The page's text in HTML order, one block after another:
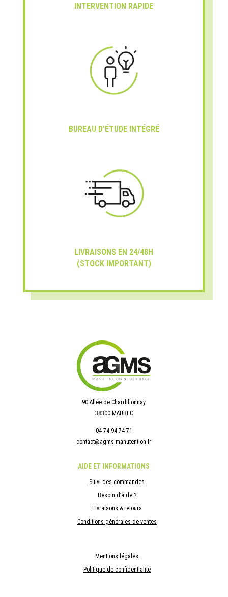
INTERVENTION RAPIDE
BUREAU D'ÉTUDE INTÉGRÉ
LIVRAISONS EN 24/48H
(STOCK IMPORTANT)
90 Allée de Chardillonnay
38300 MAUBEC
04 74 94 74 71
contact@agms-manutention.fr
AIDE ET INFORMATIONS
Suivi des commandes
Besoin d’aide ?
Livraisons & retours
Conditions générales de ventes
Mentions légales
Politique de confidentialité